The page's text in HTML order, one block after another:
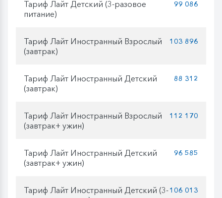
Тариф Лайт Детский (3-разовое
питание)
99 086
Тариф Лайт Иностранный Взрослый
(завтрак)
103 896
Тариф Лайт Иностранный Детский
(завтрак)
88 312
Тариф Лайт Иностранный Взрослый
(завтрак+ ужин)
112 170
Тариф Лайт Иностранный Детский
(завтрак+ ужин)
96 585
Тариф Лайт Иностранный Детский (3-106 013